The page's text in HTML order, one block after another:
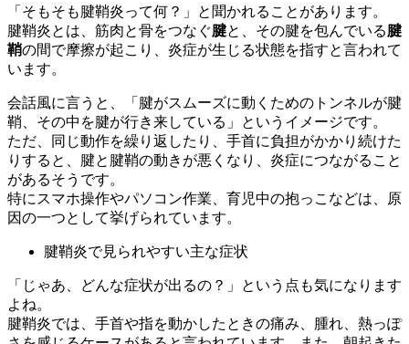
「そもそも腱鞘炎って何？」と聞かれることがあります。
腱鞘炎とは、筋肉と骨をつなぐ腱と、その腱を包んでいる腱
鞘の間で摩擦が起こり、炎症が生じる状態を指すと言われて
います。
会話風に言うと、「腱がスムーズに動くためのトンネルが腱
鞘、その中を腱が行き来している」というイメージです。
ただ、同じ動作を繰り返したり、手首に負担がかかり続けた
りすると、腱と腱鞘の動きが悪くなり、炎症につながること
があるそうです。
特にスマホ操作やパソコン作業、育児中の抱っこなどは、原
因の一つとして挙げられています。
腱鞘炎で見られやすい主な症状
「じゃあ、どんな症状が出るの？」という点も気になります
よね。
腱鞘炎では、手首や指を動かしたときの痛み、腫れ、熱っぽ